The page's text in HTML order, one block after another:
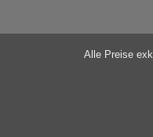
Alle Preise